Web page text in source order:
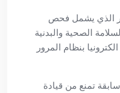
الذي يشمل فحص
الصحية والبدنية
بنظام المرور
تمنع من قيادة